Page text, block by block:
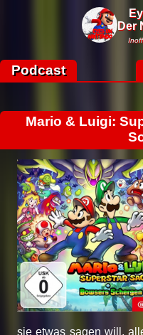
Der
Podcast
Mario & Luigi:
sie etwas sagen will,